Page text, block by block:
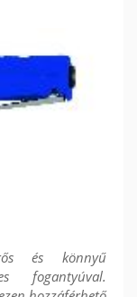
és könnyű
fogantyúval.